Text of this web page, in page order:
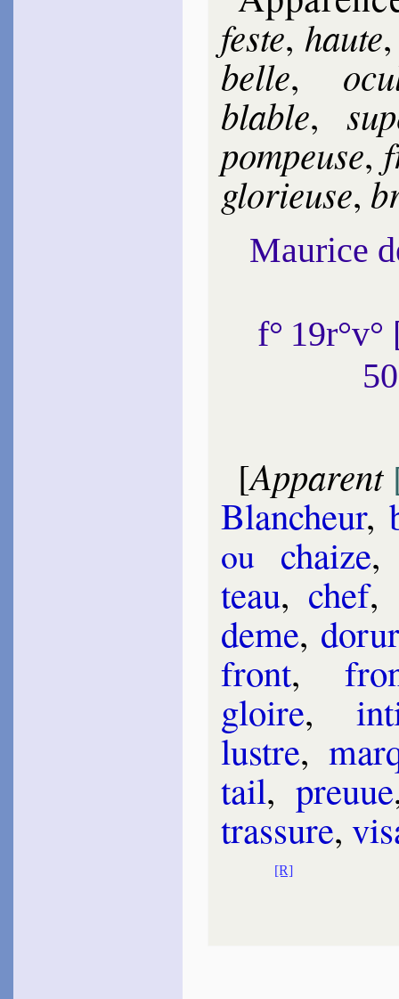
feste, haute
belle,
blable,
pom­peuse,
glo­rieuse,
Maurice
f°
[Apparent
Blan­cheur,
ouchaize
teau, chef,
deme,
front,
gloire,
lustre,
tail, preuue
tras­sure,
[R]